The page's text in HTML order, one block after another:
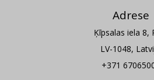
Adrese
Ķīpsalas iela 8,
LV-1048,
+371